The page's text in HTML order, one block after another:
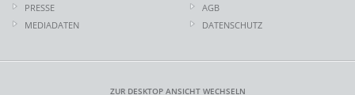
PRESSE
MEDIADATEN
AGB
DATENSCHUTZ
ZUR DESKTOP ANSICHT WECHSELN